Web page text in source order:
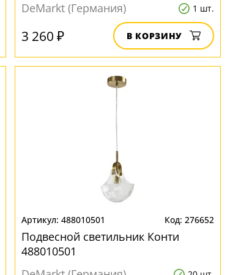
DeMarkt (Германия)
1 шт.
3 260 ₽ В КОРЗИНУ
488010501 276652
Подвесной светильник Конти
488010501